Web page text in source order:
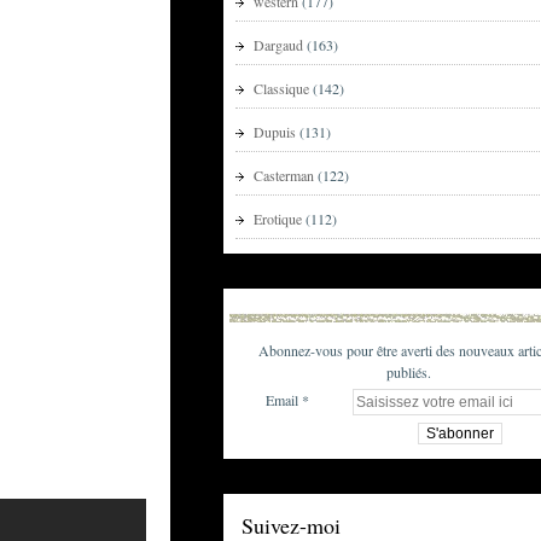
Dargaud (163)
Classique(142)
Dupuis (131)
Casterman (122)
Erotique(112)
Abonnez-vous pour être averti des nouveaux
publiés.
Email
Suivez-moi